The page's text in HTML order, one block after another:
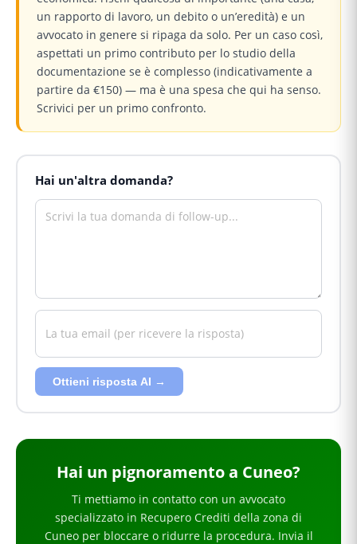
un rapporto di lavoro, un debito o un’eredità) e un
avvocato in genere si ripaga da solo. Per un caso così,
aspettati un primo contributo per lo studio della
documentazione se è complesso (indicativamente a
partire da €150) — ma è una spesa che qui ha senso.
Scrivici per un primo confronto.
Hai un'altra domanda?
Ottieni risposta AI →
Hai un pignoramentoa Cuneo?
Ti mettiamo in contatto con un avvocato
specializzato in Recupero Crediti della zona di
Cuneoper bloccare o ridurre la procedura. Invia il